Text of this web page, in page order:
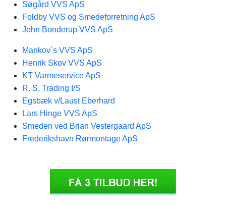
Søgård VVS ApS
Foldby VVS og Smedeforretning ApS
John Bonderup VVS ApS
Mankov´s VVS ApS
Henrik Skov VVS ApS
KT Varmeservice ApS
R. S. Trading I/S
Egsbæk v/Laust Eberhard
Lars Hinge VVS ApS
Smeden ved Brian Vestergaard ApS
Frederikshavn Rørmontage ApS